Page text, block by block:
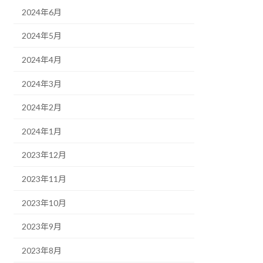
2024年6月
2024年5月
2024年4月
2024年3月
2024年2月
2024年1月
2023年12月
2023年11月
2023年10月
2023年9月
2023年8月